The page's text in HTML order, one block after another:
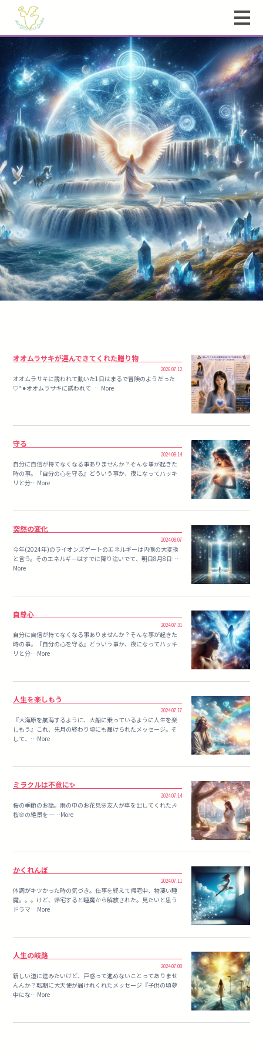
オオムラサキが運んできてくれた贈り物
2026.07.12
オオムラサキに誘われて動いた1日はまるで冒険のようだった
♡*⚫︎オオムラサキに誘われて …More
守る
2024.08.14
自分に自信が持てなくなる事ありませんか？そんな事が起きた
時の事。『自分の心を守る』どういう事か、夜になってハッキ
リと分…More
突然の変化
2024.08.07
今年(2024年)のライオンズゲートのエネルギーは内側の大変換
と言う。そのエネルギーはすでに降り注いでて、明日8月8日…
More
自尊心
2024.07.31
自分に自信が持てなくなる事ありませんか？そんな事が起きた
時の事。『自分の心を守る』どういう事か、夜になってハッキ
リと分…More
人生を楽しもう
2024.07.17
『大海原を航海するように、大船に乗っているように人生を楽
しもう』これ、先月の終わり頃にも届けられたメッセージ。そ
して、…More
ミラクルは不意に✨
2024.07.14
桜の季節のお話。雨の中のお花見🌸友人が車を出してくれた🎶
桜🌸の絶景を一…More
かくれんぼ
2024.07.11
体調がキツかった時の気づき。仕事を終えて帰宅中、物凄い睡
魔。。。けど、帰宅すると睡魔から解放された。見たいと思う
ドラマ…More
人生の岐路
2024.07.08
新しい道に進みたいけど、戸惑って進めないことってありませ
んんか？転期に大天使が届けれくれたメッセージ『子供の頃夢
中にな…More